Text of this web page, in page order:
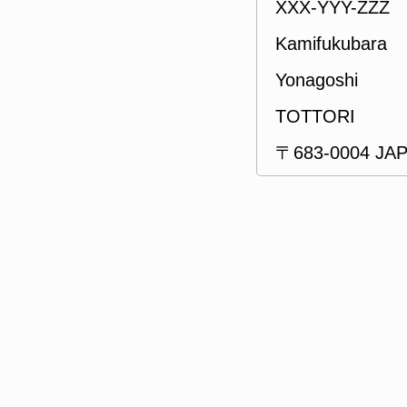
XXX-YYY-ZZZ
Kamifukubara
Yonagoshi
TOTTORI
〒683-0004